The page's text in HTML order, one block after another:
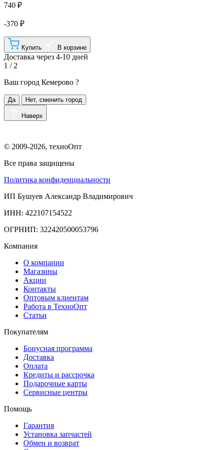
740 ₽
-370 ₽
Купить В корзине
Доставка через 4-10 дней
1 / 2
Ваш город Кемерово ?
Да Нет, сменить город
Наверх
© 2009-2026, техноОпт
Все права защищены
Политика конфиденциальности
ИП Бушуев Александр Владимирович
ИНН: 422107154522
ОГРНИП: 322420500053796
Компания
О компании
Магазины
Акции
Контакты
Оптовым клиентам
Работа в ТехноОпт
Статьи
Покупателям
Бонусная программа
Доставка
Оплата
Кредиты и рассрочка
Подарочные карты
Сервисные центры
Помощь
Гарантия
Установка запчастей
Обмен и возврат